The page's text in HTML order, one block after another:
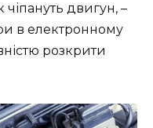
чіпануть двигун, –
в електронному
розкрити